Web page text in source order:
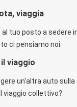
viaggia
al tuo posto a sedere
ci pensiamo noi.
viaggio
un'altra auto
viaggio collettivo?